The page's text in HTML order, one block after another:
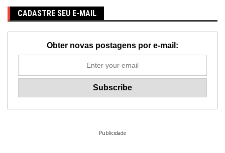
CADASTRE SEU E-MAIL
Obter novas postagens por e-mail:
Publicidade